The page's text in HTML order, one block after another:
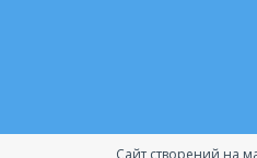
Сайт створений на